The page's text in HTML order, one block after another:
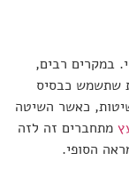
במקרים רבים,
שתשמש כבסיס
כאשר השיטה
מתחברים זה לזה
הסופי.